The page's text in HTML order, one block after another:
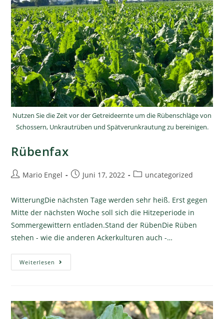
Nutzen Sie die Zeit vor der Getreideernte um die Rübenschläge von
Schossern, Unkrautrüben und Spätverunkrautung zu bereinigen.
Rübenfax
Mario Engel Juni 17, 2022 uncategorized
WitterungDie nächsten Tage werden sehr heiß. Erst gegen
Mitte der nächsten Woche soll sich die Hitzeperiode in
Sommergewittern entladen.Stand der RübenDie Rüben
stehen - wie die anderen Ackerkulturen auch -…
Weiterlesen